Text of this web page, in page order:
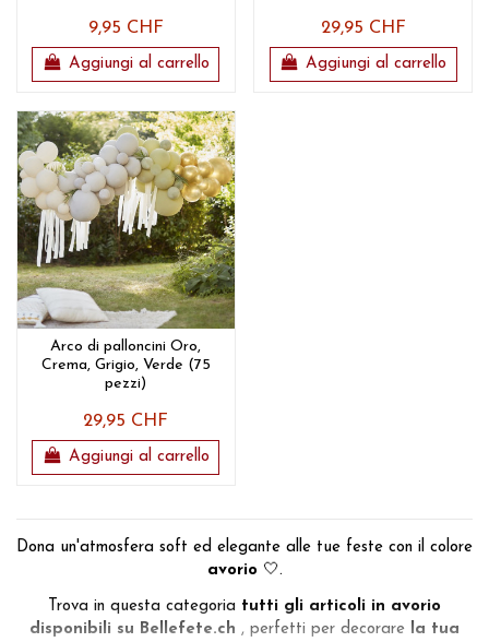
9,95 CHF
Aggiungi al carrello
29,95 CHF
Aggiungi al carrello
Arco di palloncini Oro,
Crema, Grigio, Verde (75
pezzi)
29,95 CHF
Aggiungi al carrello
Dona un'atmosfera soft ed elegante alle tue feste con il colore
avorio 🤍.
Trova in questa categoria tutti gli articoli in avorio
disponibili su Bellefete.ch , perfetti per decorare la tua